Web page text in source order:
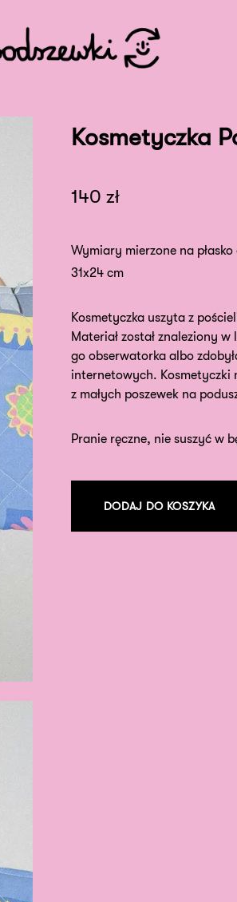
Kosmetyczka
140 zł
Wymiary mierzone na płasko
31x24 cm
Kosmetyczka uszyta z
Materiał został znaleziony w
go obserwatorka albo
internetowych. Kosmetyczki
z małych poszewek na
Pranie ręczne, nie suszyć w
DODAJ DO KOSZYKA